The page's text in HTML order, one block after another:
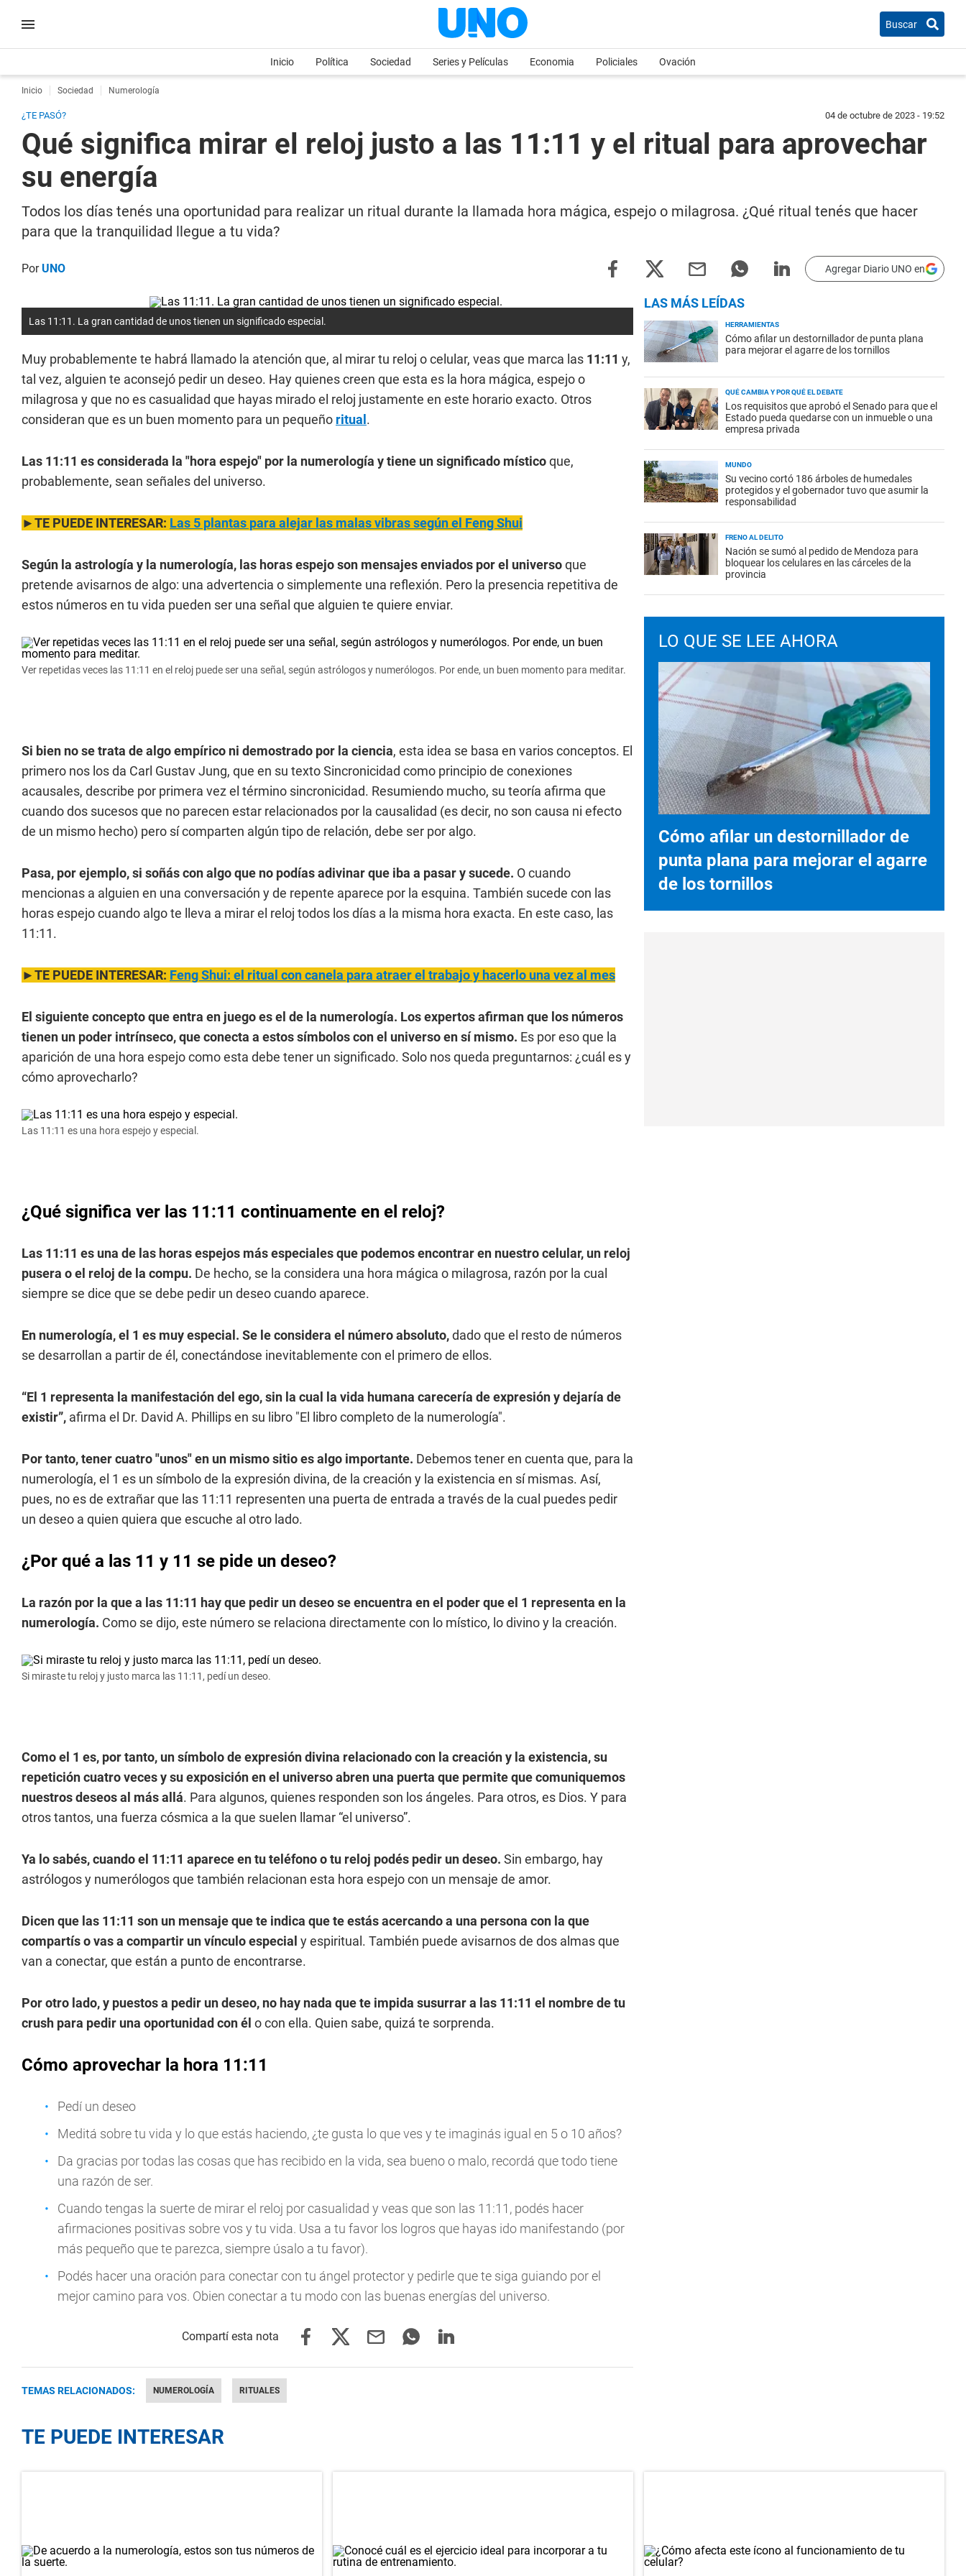
Buscar
Inicio Política Sociedad Series y Películas Economia Policiales Ovación
Inicio Sociedad Numerología
¿TE PASÓ? 04 de octubre de 2023 - 19:52
Qué significa mirar el reloj justo a las 11:11 y el ritual para aprovechar
su energía
Todos los días tenés una oportunidad para realizar un ritual durante la llamada hora mágica, espejo o milagrosa. ¿Qué ritual tenés que hacer
para que la tranquilidad llegue a tu vida?
PorUNO Agregar Diario UNO en
Las 11:11. La gran cantidad de unos tienen un significado especial.
Muy probablemente te habrá llamado la atención que, al mirar tu reloj o celular, veas que marca las 11:11 y,
tal vez, alguien te aconsejó pedir un deseo. Hay quienes creen que esta es la hora mágica, espejo o
milagrosa y que no es casualidad que hayas mirado el reloj justamente en este horario exacto. Otros
consideran que es un buen momento para un pequeño ritual .
Las 11:11 es considerada la "hora espejo" por la numerología y tiene un significado místicoque,
probablemente, sean señales del universo.
►TE PUEDE INTERESAR: Las 5 plantas para alejar las malas vibras según el Feng Shui
Según la astrología y la numerología, las horas espejo son mensajes enviados por el universoque
pretende avisarnos de algo: una advertencia o simplemente una reflexión. Pero la presencia repetitiva de
estos números en tu vida pueden ser una señal que alguien te quiere enviar.
Ver repetidas veces las 11:11 en el reloj puede ser una señal, según astrólogos y numerólogos. Por ende, un buen momento para meditar.
Si bien no se trata de algo empírico ni demostrado por la ciencia, esta idea se basa en varios conceptos. El
primero nos los da Carl Gustav Jung, que en su texto Sincronicidad como principio de conexiones
acausales, describe por primera vez el término sincronicidad. Resumiendo mucho, su teoría afirma que
cuando dos sucesos que no parecen estar relacionados por la causalidad (es decir, no son causa ni efecto
de un mismo hecho) pero sí comparten algún tipo de relación, debe ser por algo.
Pasa, por ejemplo, si soñás con algo que no podías adivinar que iba a pasar y sucede. O cuando
mencionas a alguien en una conversación y de repente aparece por la esquina. También sucede con las
horas espejo cuando algo te lleva a mirar el reloj todos los días a la misma hora exacta. En este caso, las
11:11.
►TE PUEDE INTERESAR: Feng Shui: el ritual con canela para atraer el trabajo y hacerlo una vez al mes
El siguiente concepto que entra en juego es el de la numerología. Los expertos afirman que los números
tienen un poder intrínseco, que conecta a estos símbolos con el universo en sí mismo. Es por eso que la
aparición de una hora espejo como esta debe tener un significado. Solo nos queda preguntarnos: ¿cuál es y
cómo aprovecharlo?
Las 11:11 es una hora espejo y especial.
¿Qué significa ver las 11:11 continuamente en el reloj?
Las 11:11 es una de las horas espejos más especiales que podemos encontrar en nuestro celular, un reloj
pusera o el reloj de la compu. De hecho, se la considera una hora mágica o milagrosa, razón por la cual
siempre se dice que se debe pedir un deseo cuando aparece.
En numerología, el 1 es muy especial. Se le considera el número absoluto,dado que el resto de números
se desarrollan a partir de él, conectándose inevitablemente con el primero de ellos.
“El 1 representa la manifestación del ego, sin la cual la vida humana carecería de expresión y dejaría de
existir”, afirma el Dr. David A. Phillips en su libro "El libro completo de la numerología".
Por tanto, tener cuatro "unos" en un mismo sitio es algo importante. Debemos tener en cuenta que, para la
numerología, el 1 es un símbolo de la expresión divina, de la creación y la existencia en sí mismas. Así,
pues, no es de extrañar que las 11:11 representen una puerta de entrada a través de la cual puedes pedir
un deseo a quien quiera que escuche al otro lado.
¿Por qué a las 11 y 11 se pide un deseo?
La razón por la que a las 11:11 hay que pedir un deseo se encuentra en el poder que el 1 representa en la
numerología. Como se dijo, este número se relaciona directamente con lo místico, lo divino y la creación.
Si miraste tu reloj y justo marca las 11:11, pedí un deseo.
Como el 1 es, por tanto, un símbolo de expresión divina relacionado con la creación y la existencia, su
repetición cuatro veces y su exposición en el universo abren una puerta que permite que comuniquemos
nuestros deseos al más allá. Para algunos, quienes responden son los ángeles. Para otros, es Dios. Y para
otros tantos, una fuerza cósmica a la que suelen llamar “el universo”.
Ya lo sabés, cuando el 11:11 aparece en tu teléfono o tu reloj podés pedir un deseo. Sin embargo, hay
astrólogos y numerólogos que también relacionan esta hora espejo con un mensaje de amor.
Dicen que las 11:11 son un mensaje que te indica que te estás acercando a una persona con la que
compartís o vas a compartir un vínculo especial y espiritual. También puede avisarnos de dos almas que
van a conectar, que están a punto de encontrarse.
Por otro lado, y puestos a pedir un deseo, no hay nada que te impida susurrar a las 11:11 el nombre de tu
crush para pedir una oportunidad con él o con ella. Quien sabe, quizá te sorprenda.
Cómo aprovechar la hora 11:11
Pedí un deseo
Meditá sobre tu vida y lo que estás haciendo, ¿te gusta lo que ves y te imaginás igual en 5 o 10 años?
Da gracias por todas las cosas que has recibido en la vida, sea bueno o malo, recordá que todo tiene
una razón de ser.
Cuando tengas la suerte de mirar el reloj por casualidad y veas que son las 11:11, podés hacer
afirmaciones positivas sobre vos y tu vida. Usa a tu favor los logros que hayas ido manifestando (por
más pequeño que te parezca, siempre úsalo a tu favor).
Podés hacer una oración para conectar con tu ángel protector y pedirle que te siga guiando por el
mejor camino para vos. Obien conectar a tu modo con las buenas energías del universo.
TEMAS RELACIONADOS: NUMEROLOGÍA RITUALES
LAS MÁS LEÍDAS
HERRAMIENTAS
Cómo afilar un destornillador de punta plana
para mejorar el agarre de los tornillos
QUÉ CAMBIA Y POR QUÉ EL DEBATE
Los requisitos que aprobó el Senado para que el
Estado pueda quedarse con un inmueble o una
empresa privada
MUNDO
Su vecino cortó 186 árboles de humedales
protegidos y el gobernador tuvo que asumir la
responsabilidad
FRENO AL DELITO
Nación se sumó al pedido de Mendoza para
bloquear los celulares en las cárceles de la
provincia
LO QUE SE LEE AHORA
Cómo afilar un destornillador de
punta plana para mejorar el agarre
de los tornillos
TE PUEDE INTERESAR